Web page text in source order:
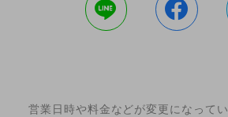
営業日時や料金などが変更になって